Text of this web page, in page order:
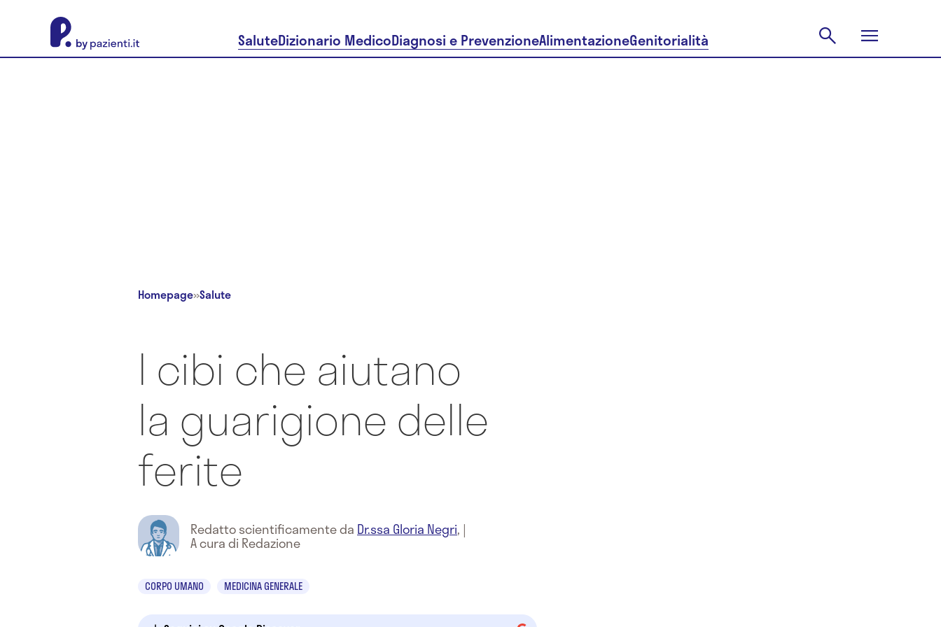
SaluteDizionario MedicoDiagnosi e PrevenzioneAlimentazioneGenitorialità
Homepage»Salute
I cibi che aiutano
la guarigione delle
ferite
Redatto scientificamente da Dr.ssa Gloria Negri, |
A cura di Redazione
CORPO UMANO MEDICINA GENERALE